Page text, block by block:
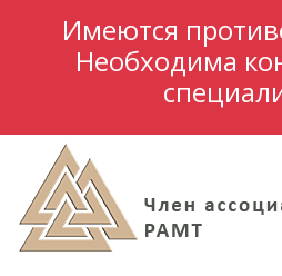
Имеются
Необходима